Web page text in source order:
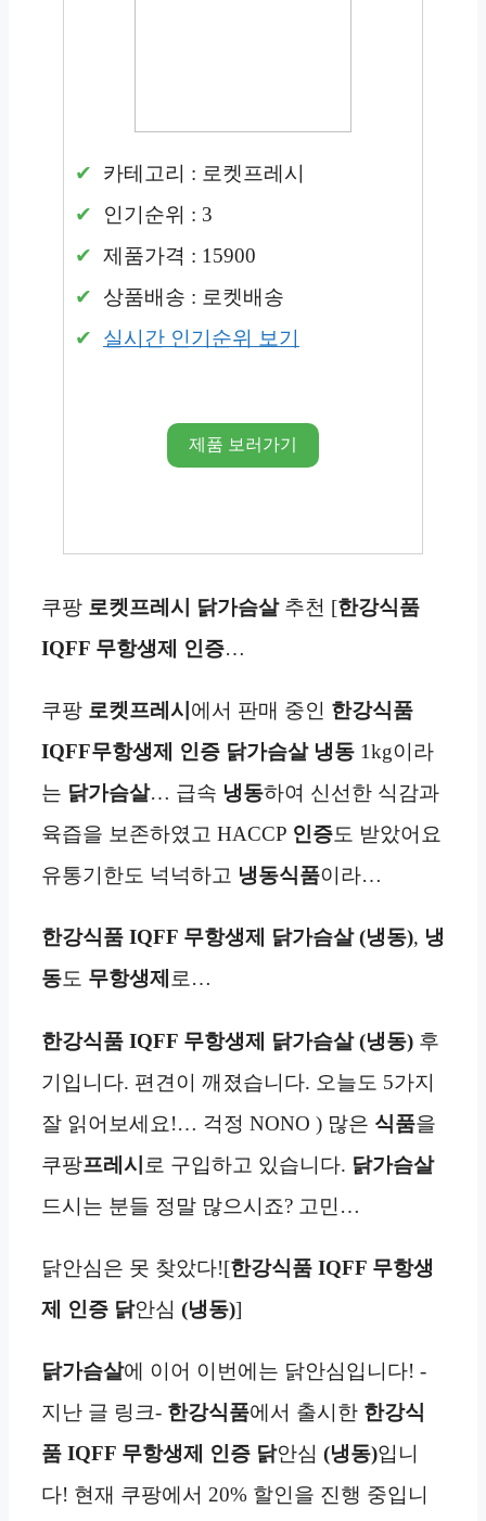
카테고리 : 로켓프레시
인기순위 : 3
제품가격 : 15900
상품배송 : 로켓배송
실시간 인기순위 보기
제품 보러가기
쿠팡 로켓프레시 닭가슴살추천 [한강식품
IQFF 무항생제 인증…
쿠팡 로켓프레시 에서 판매 중인 한강식품
IQFF무항생제 인증 닭가슴살 냉동 1kg이라
는 닭가슴살… 급속 냉동하여 신선한 식감과
육즙을 보존하였고 HACCP 인증도 받았어요
유통기한도 넉넉하고 냉동식품이라…
한강식품 IQFF 무항생제 닭가슴살 (냉동), 냉
동도 무항생제 로…
한강식품 IQFF 무항생제 닭가슴살 (냉동) 후
기입니다. 편견이 깨졌습니다. 오늘도 5가지
잘 읽어보세요!… 걱정 NONO ) 많은 식품을
쿠팡프레시 로 구입하고 있습니다. 닭가슴살
드시는 분들 정말 많으시죠? 고민…
닭안심은 못 찾았다![한강식품 IQFF 무항생
제 인증 닭안심 (냉동)]
닭가슴살에 이어 이번에는 닭안심입니다! -
지난 글 링크- 한강식품에서 출시한 한강식
품 IQFF 무항생제 인증 닭안심 (냉동)입니
다! 현재 쿠팡에서 20% 할인을 진행 중입니